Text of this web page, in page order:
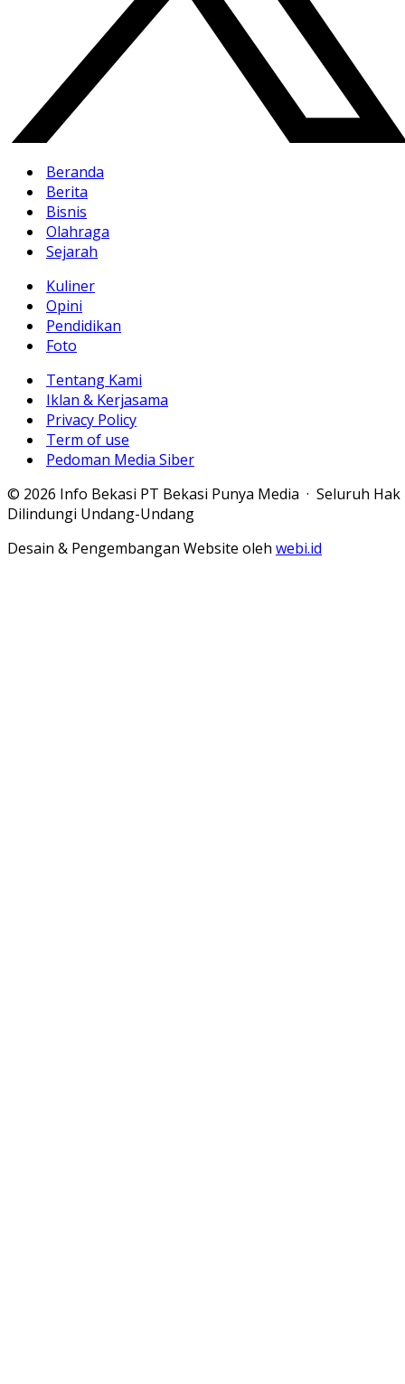
Beranda
Berita
Bisnis
Olahraga
Sejarah
Kuliner
Opini
Pendidikan
Foto
Tentang Kami
Iklan & Kerjasama
Privacy Policy
Term of use
Pedoman Media Siber
© 2026 Info Bekasi PT Bekasi Punya Media · Seluruh Hak
Dilindungi Undang-Undang
Desain & Pengembangan Website oleh webi.id